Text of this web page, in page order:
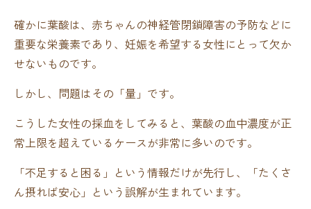
確かに葉酸は、赤ちゃんの神経管閉鎖障害の予防などに
重要な栄養素であり、妊娠を希望する女性にとって欠か
せないものです。
しかし、問題はその「量」です。
こうした女性の採血をしてみると、葉酸の血中濃度が正
常上限を超えているケースが非常に多いのです。
「不足すると困る」という情報だけが先行し、「たくさ
ん摂れば安心」という誤解が生まれています。